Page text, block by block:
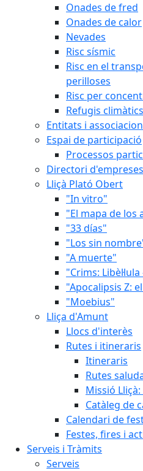
Onades de fred
Onades de calor
Nevades
Risc sísmic
Risc en el
perilloses
Risc per
Refugis climàtics
Entitats i
Espai de participació
Processos
Directori d'empreses
Lliçà Plató Obert
"In vitro"
"El mapa de los
"33 días"
"Los sin
"A muerte"
"Crims:
"Apocalipsis Z:
"Moebius"
Lliça d'Amunt
Llocs d'interès
Rutes i itineraris
Itineraris
Rutes
Missió
Catàleg de
Calendari de
Festes, fires i
Serveis i Tràmits
Serveis